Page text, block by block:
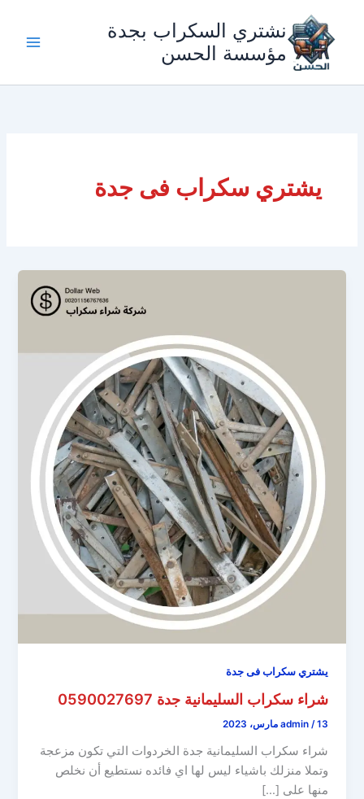
المحتوى
نشتري السكراب بجدة
مؤسسة الحسن
يشتري سكراب فى جدة
يشتري سكراب فى جدة
شراء سكراب السليمانية جدة 0590027697
admin /13 مارس، 2023
شراء سكراب السليمانية جدة الخردوات التي تكون مزعجة
وتملا منزلك باشياء ليس لها اي فائده نستطيع أن نخلص
منها على […]